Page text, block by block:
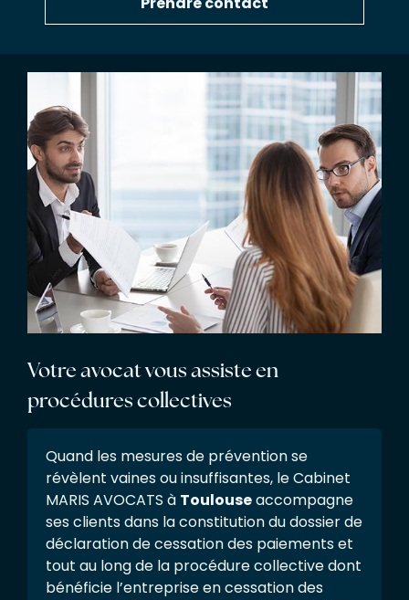
Prendre contact
Votre avocat vous assiste en
procédures collectives
Quand les mesures de prévention se
révèlent vaines ou insuffisantes, le Cabinet
MARIS AVOCATS à Toulouseaccompagne
ses clients dans la constitution du dossier de
déclaration de cessation des paiements et
tout au long de la procédure collective dont
bénéficie l’entreprise en cessation des